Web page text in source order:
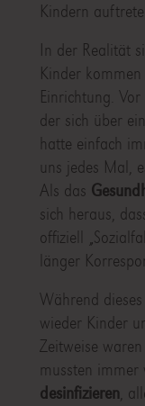
Kindern
In der Realität
Kinder
Einrichtung. Vor
der sich über
hatte einfach
uns jedes Mal,
Als das
sich heraus,
offiziell
länger
Während
wieder Kinder
Zeitweise
mussten immer
desinfizieren ,